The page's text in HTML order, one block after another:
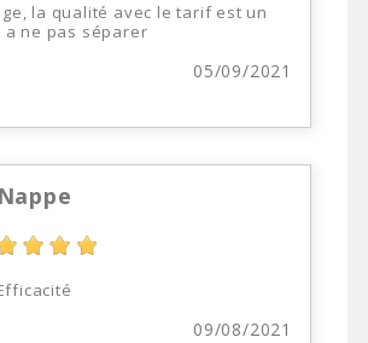
la qualité avec le tarif est un
a ne pas séparer
05/09/2021
Nappe
09/08/2021